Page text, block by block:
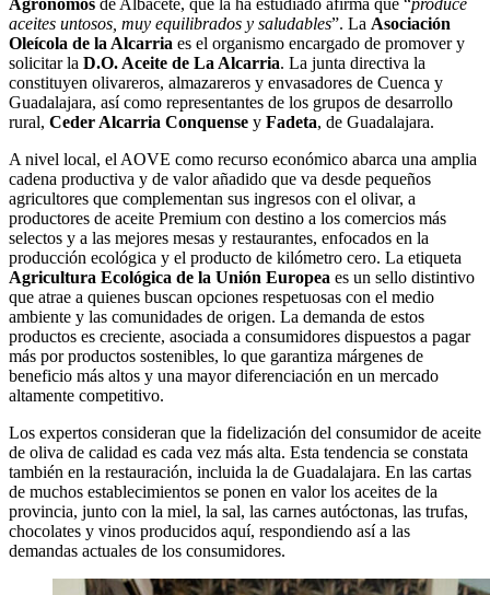
aceites untosos, muy equilibrados y saludables”. La Asociación
Oleícola de la Alcarria es el organismo encargado de promover y
solicitar la D.O. Aceite de La Alcarria. La junta directiva la
constituyen olivareros, almazareros y envasadores de Cuenca y
Guadalajara, así como representantes de los grupos de desarrollo
rural, Ceder Alcarria Conquense y Fadeta, de Guadalajara.
A nivel local, el AOVE como recurso económico abarca una amplia
cadena productiva y de valor añadido que va desde pequeños
agricultores que complementan sus ingresos con el olivar, a
productores de aceite Premium con destino a los comercios más
selectos y a las mejores mesas y restaurantes, enfocados en la
producción ecológica y el producto de kilómetro cero. La etiqueta
Agricultura Ecológica de la Unión Europea es un sello distintivo
que atrae a quienes buscan opciones respetuosas con el medio
ambiente y las comunidades de origen. La demanda de estos
productos es creciente, asociada a consumidores dispuestos a pagar
más por productos sostenibles, lo que garantiza márgenes de
beneficio más altos y una mayor diferenciación en un mercado
altamente competitivo.
Los expertos consideran que la fidelización del consumidor de aceite
de oliva de calidad es cada vez más alta. Esta tendencia se constata
también en la restauración, incluida la de Guadalajara. En las cartas
de muchos establecimientos se ponen en valor los aceites de la
provincia, junto con la miel, la sal, las carnes autóctonas, las trufas,
chocolates y vinos producidos aquí, respondiendo así a las
demandas actuales de los consumidores.